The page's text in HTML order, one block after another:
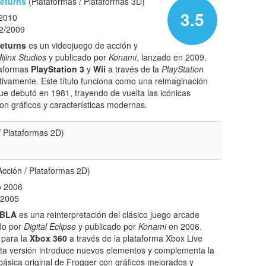
3.5
2009
es un videojuego de acción y
Studios y publicado por Konami, lanzado en 2009.
PlayStation 3 y Wii a través de la PlayStation
Este título funciona como una reimaginación
debutó en 1981, trayendo de vuelta las icónicas
gráficos y características modernas.
2D)
/ Plataformas 2D)
2006
es una reinterpretación del clásico juego arcade
por Digital Eclipse y publicado por Konamien 2006.
la Xbox 360 a través de la plataforma Xbox Live
versión introduce nuevos elementos y complementa la
original de Frogger con gráficos mejorados y